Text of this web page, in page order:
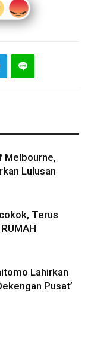
Melbourne,
Lulusan
Terus
Lahirkan
Pusat’